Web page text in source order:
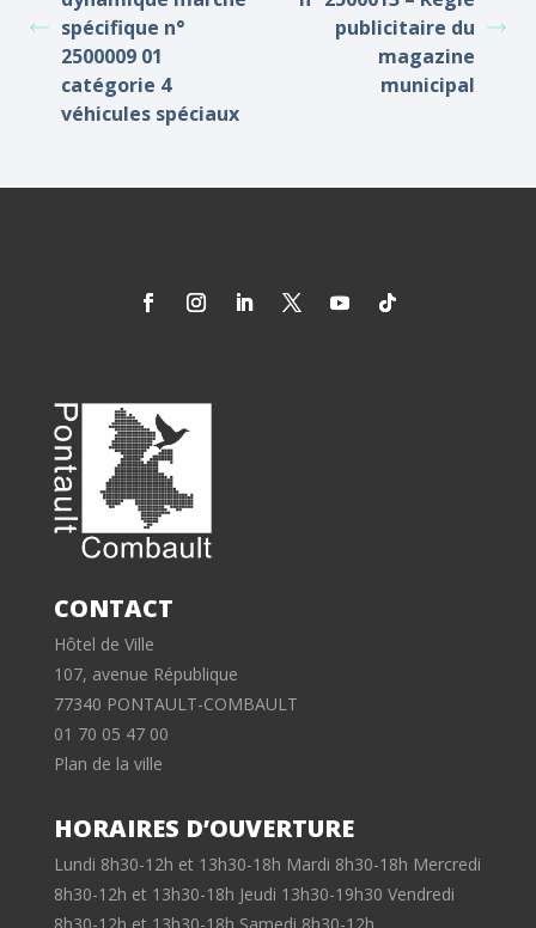
spécifique n°
2500009 01
catégorie 4
véhicules spéciaux
publicitaire du
magazine
municipal
CONTACT
Hôtel de Ville
107, avenue République
77340 PONTAULT-COMBAULT
01 70 05 47 00
Plan de la ville
HORAIRES D’OUVERTURE
Lundi 8h30-12h et 13h30-18h Mardi 8h30-18h Mercredi
8h30-12h et 13h30-18h Jeudi 13h30-19h30 Vendredi